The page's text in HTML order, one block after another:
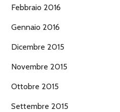
Febbraio 2016
Gennaio 2016
Dicembre 2015
Novembre 2015
Ottobre 2015
Settembre 2015